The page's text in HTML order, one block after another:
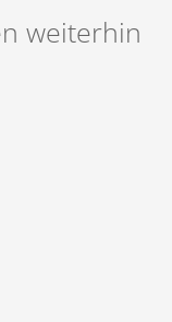
weiterhin